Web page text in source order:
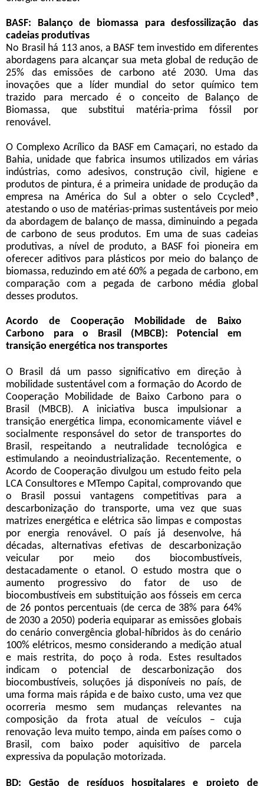
BASF: Balanço de biomassa para desfossilização das
cadeias produtivas
No Brasil há 113 anos, a BASF tem investido em diferentes
abordagens para alcançar sua meta global de redução de
25% das emissões de carbono até 2030. Uma das
inovações que a líder mundial do setor químico tem
trazido para mercado é o conceito de Balanço de
Biomassa, que substitui matéria-prima fóssil por
renovável.
O Complexo Acrílico da BASF em Camaçari, no estado da
Bahia, unidade que fabrica insumos utilizados em várias
indústrias, como adesivos, construção civil, higiene e
produtos de pintura, é a primeira unidade de produção da
empresa na América do Sul a obter o selo Ccycled®,
atestando o uso de matérias-primas sustentáveis por meio
da abordagem de balanço de massa, diminuindo a pegada
de carbono de seus produtos. Em uma de suas cadeias
produtivas, a nível de produto, a BASF foi pioneira em
oferecer aditivos para plásticos por meio do balanço de
biomassa, reduzindo em até 60% a pegada de carbono, em
comparação com a pegada de carbono média global
desses produtos.
Acordo de Cooperação Mobilidade de Baixo
Carbono para o Brasil (MBCB): Potencial em
transição energética nos transportes
O Brasil dá um passo significativo em direção à
mobilidade sustentável com a formação do Acordo de
Cooperação Mobilidade de Baixo Carbono para o
Brasil (MBCB). A iniciativa busca impulsionar a
transição energética limpa, economicamente viável e
socialmente responsável do setor de transportes do
Brasil, respeitando a neutralidade tecnológica e
estimulando a neoindustrialização. Recentemente, o
Acordo de Cooperação divulgou um estudo feito pela
LCA Consultores e MTempo Capital, comprovando que
o Brasil possui vantagens competitivas para a
descarbonização do transporte, uma vez que suas
matrizes energética e elétrica são limpas e compostas
por energia renovável. O país já desenvolve, há
décadas, alternativas efetivas de descarbonização
veicular por meio dos biocombustíveis,
destacadamente o etanol. O estudo mostra que o
aumento progressivo do fator de uso de
biocombustíveis em substituição aos fósseis em cerca
de 26 pontos percentuais (de cerca de 38% para 64%
de 2030 a 2050) poderia equiparar as emissões globais
do cenário convergência global-híbridos às do cenário
100% elétricos, mesmo considerando a medição atual
e mais restrita, do poço à roda. Estes resultados
indicam o potencial de descarbonização dos
biocombustíveis, soluções já disponíveis no país, de
uma forma mais rápida e de baixo custo, uma vez que
ocorreria mesmo sem mudanças relevantes na
composição da frota atual de veículos – cuja
renovação leva muito tempo, ainda em países como o
Brasil, com baixo poder aquisitivo de parcela
expressiva da população motorizada.
BD: Gestão de resíduos hospitalares e projeto de